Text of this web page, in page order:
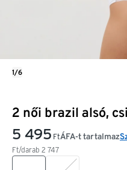
2 női brazil alsó,
5 495 Ft
Ft/darab 2 747
ÁFA-t tartalmaz
1/6